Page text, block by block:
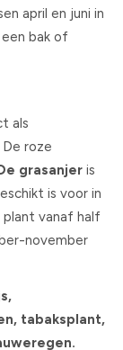
april en juni in
bak of
als
roze
grasanjer is
is voor in
vanaf half
november
tabaksplant,